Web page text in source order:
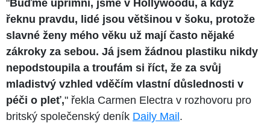
"Buďme upřímní, jsme v Hollywoodu, a když
řeknu pravdu, lidé jsou většinou v šoku, protože
slavné ženy mého věku už mají často nějaké
zákroky za sebou. Já jsem žádnou plastiku nikdy
nepodstoupila a troufám si říct, že za svůj
mladistvý vzhled vděčím vlastní důslednosti v
péči o pleť," řekla Carmen Electra v rozhovoru pro
britský společenský deník Daily Mail .